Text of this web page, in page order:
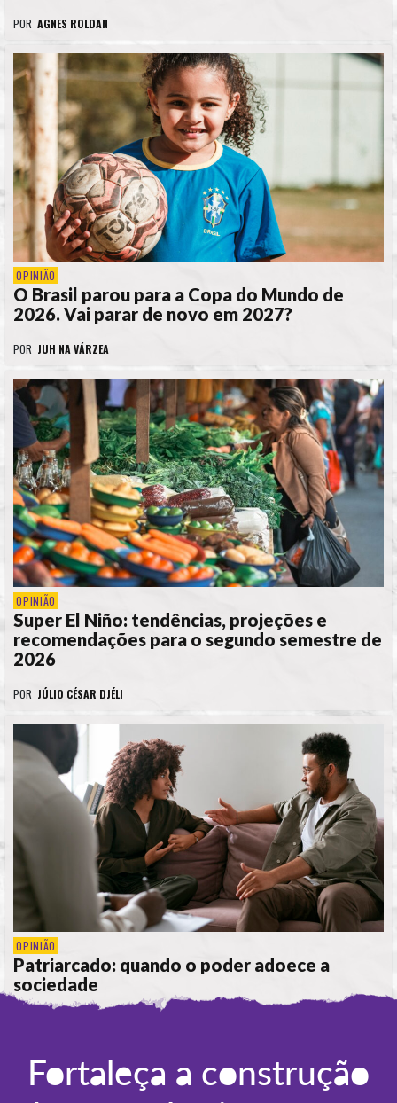
POR AGNES ROLDAN
OPINIÃO
O Brasil parou para a Copa do Mundo de
2026. Vai parar de novo em 2027?
POR JUH NA VÁRZEA
OPINIÃO
Super El Niño: tendências, projeções e
recomendações para o segundo semestre de
2026
POR JÚLIO CÉSAR DJÉLI
OPINIÃO
Patriarcado: quando o poder adoece a
sociedade
Fortaleça a construção